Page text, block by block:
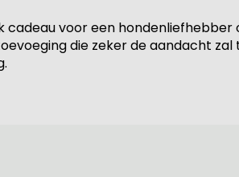
cadeau voor een
die zeker de aandacht